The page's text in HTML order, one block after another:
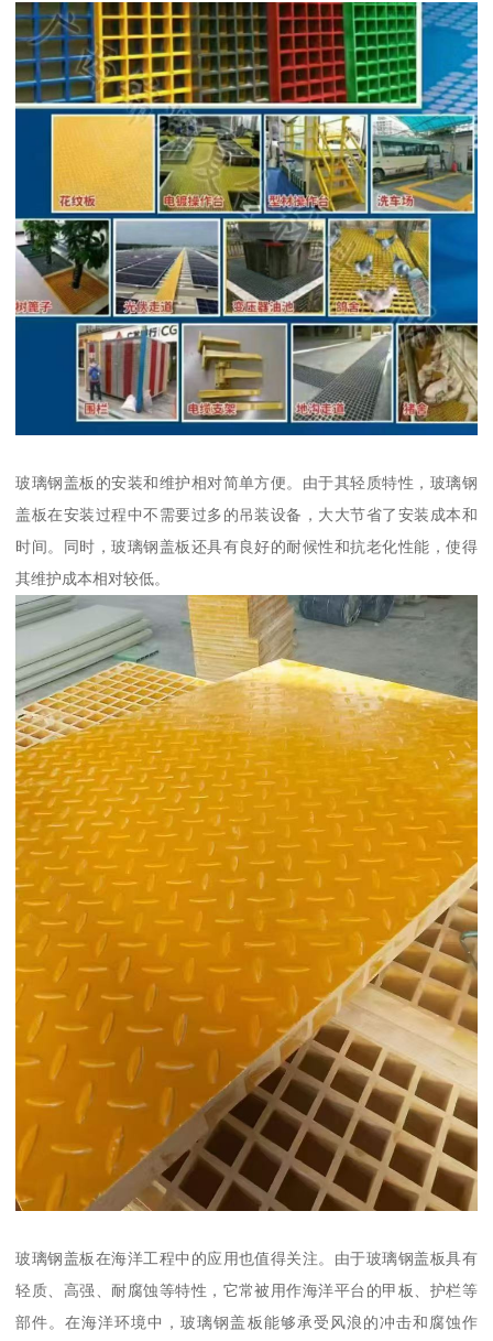
玻璃钢盖板的安装和维护相对简单方便。由于其轻质特性，玻璃钢
盖板在安装过程中不需要过多的吊装设备，大大节省了安装成本和
时间。同时，玻璃钢盖板还具有良好的耐候性和抗老化性能，使得
其维护成本相对较低。
玻璃钢盖板在海洋工程中的应用也值得关注。由于玻璃钢盖板具有
轻质、高强、耐腐蚀等特性，它常被用作海洋平台的甲板、护栏等
部件。在海洋环境中，玻璃钢盖板能够承受风浪的冲击和腐蚀作